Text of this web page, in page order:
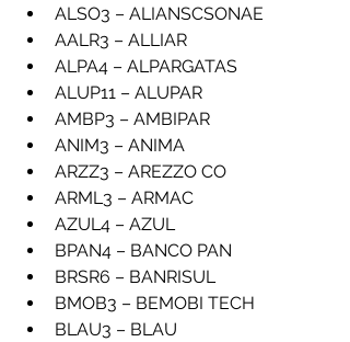
ALSO3 – ALIANSCSONAE
AALR3 – ALLIAR
ALPA4 – ALPARGATAS
ALUP11 – ALUPAR
AMBP3 – AMBIPAR
ANIM3 – ANIMA
ARZZ3 – AREZZO CO
ARML3 – ARMAC
AZUL4 – AZUL
BPAN4 – BANCO PAN
BRSR6 – BANRISUL
BMOB3 – BEMOBI TECH
BLAU3 – BLAU